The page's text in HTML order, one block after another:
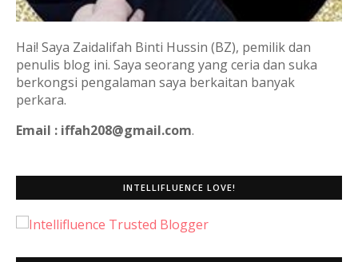
Hai! Saya Zaidalifah Binti Hussin (BZ), pemilik dan
penulis blog ini. Saya seorang yang ceria dan suka
berkongsi pengalaman saya berkaitan banyak
perkara.
Email : iffah208@gmail.com.
INTELLIFLUENCE LOVE!